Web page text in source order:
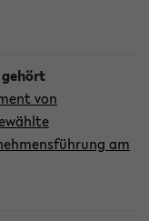
von
am